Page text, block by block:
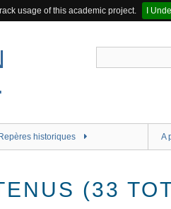
usage of this academic project.
I
Repères historiques A
(33